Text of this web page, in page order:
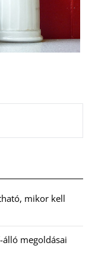
mikor kell
álló megoldásai